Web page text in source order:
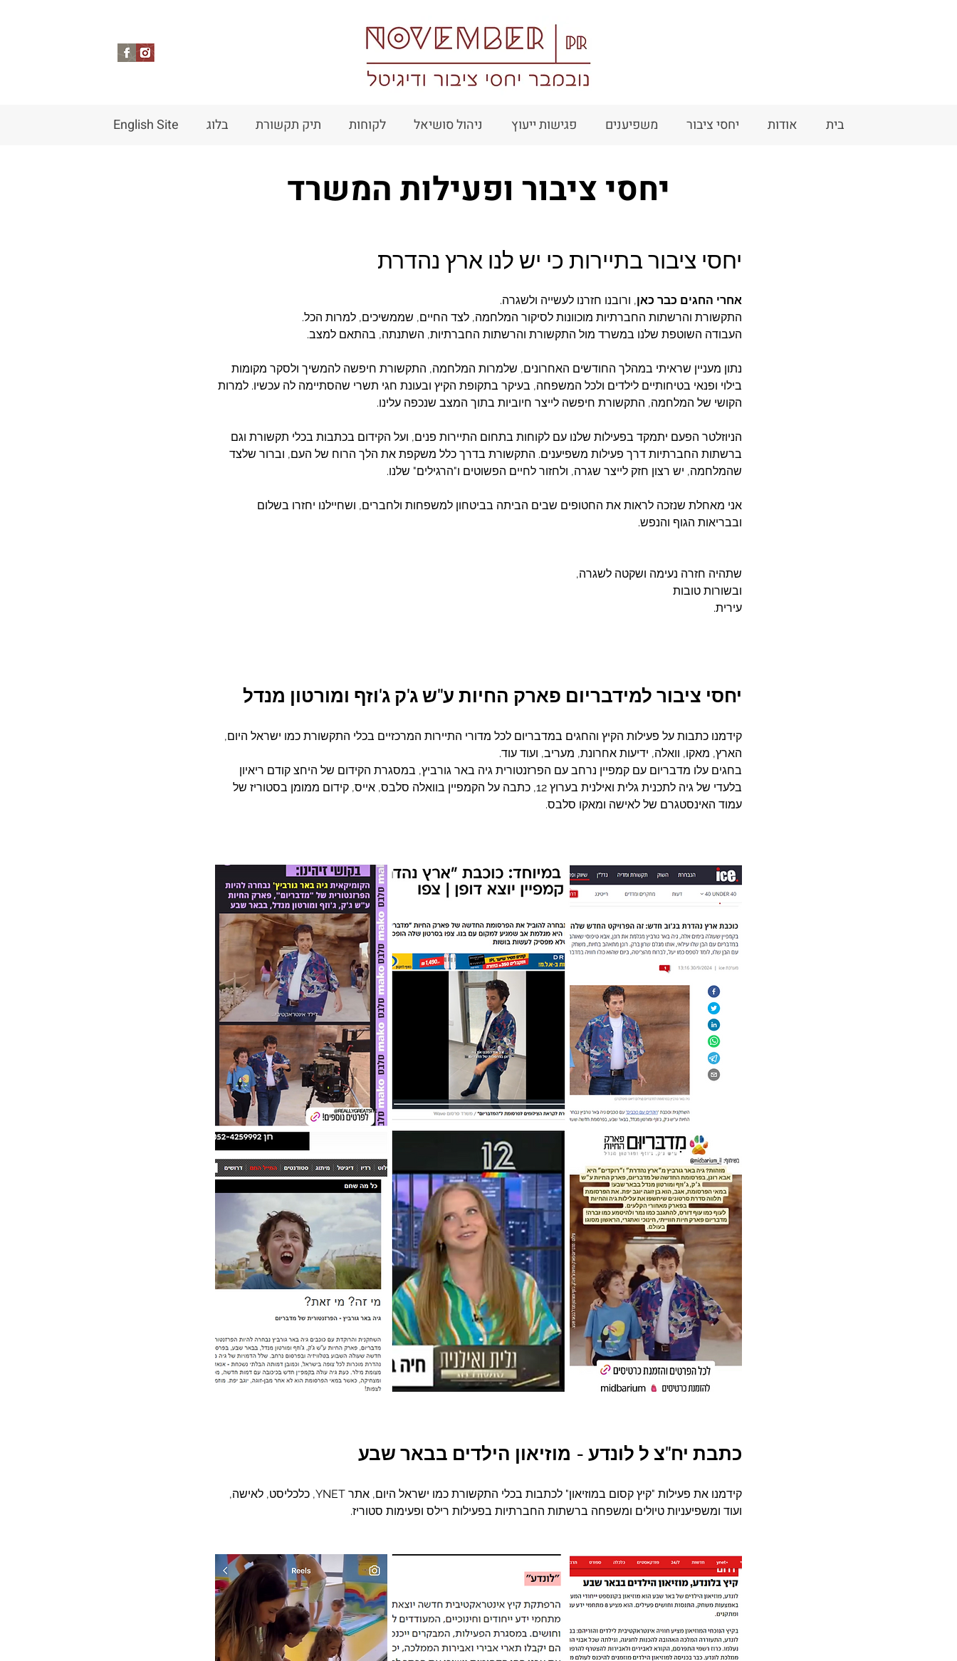
בית אודות יחסי ציבור משפיענים פגישות ייעוץ ניהול סושיאל לקוחות תיק תקשורת בלוג English Site
יחסי ציבור ופעילות המשרד
יחסי ציבור בתיירות כי יש לנו ארץ נהדרת
אחרי החגים כבר כאן, ורובנו חזרנו לעשייה ולשגרה.
התקשורת והרשתות החברתיות מוכוונות לסיקור המלחמה, לצד החיים, שממשיכים, למרות הכל.
העבודה השוטפת שלנו במשרד מול התקשורת והרשתות החברתיות, השתנתה, בהתאם למצב.
נתון מעניין שראיתי במהלך החודשים האחרונים, שלמרות המלחמה, התקשורת חיפשה להמשיך ולסקר מקומות
בילוי ופנאי בטיחותיים לילדים ולכל המשפחה, בעיקר בתקופת הקיץ ובעונת חגי תשרי שהסתיימה לה עכשיו. למרות
הקושי של המלחמה, התקשורת חיפשה לייצר חיוביות בתוך המצב שנכפה עלינו.
הניוזלטר הפעם יתמקד בפעילות שלנו עם לקוחות בתחום התיירות פנים, ועל הקידום בכתבות בכלי תקשורת וגם
ברשתות החברתיות דרך פעילות משפיענים. התקשורת בדרך כלל משקפת את הלך הרוח של העם, וברור שלצד
שהמלחמה, יש רצון חזק לייצר שגרה, ולחזור לחיים הפשוטים ו"הרגילים" שלנו.
אני מאחלת שנזכה לראות את החטופים שבים הביתה בביטחון למשפחות ולחברים, ושחיילנו יחזרו בשלום
ובבריאות הגוף והנפש.
שתהיה חזרה נעימה ושקטה לשגרה,
ובשורות טובות
עירית.
יחסי ציבור למידבריום פארק החיות ע"ש ג'ק ג'וזף ומורטון מנדל
קידמנו כתבות על פעילות הקיץ והחגים במדבריום לכל מדורי התיירות המרכזיים בכלי התקשורת כמו ישראל היום,
הארץ, מאקו, וואלה, ידיעות אחרונת, מעריב, ועוד עוד.
בחגים עלו מדבריום עם קמפיין נרחב עם הפרזנטורית גיה באר גורביץ, במסגרת הקידום של היחצ קודם ריאיון
בלעדי של גיה לתכנית גלית ואילנית בערוץ 12, כתבה על הקמפיין בוואלה סלבס, אייס, קידום ממומן בסטוריז של
עמוד האינסטגרם של לאישה ומאקו סלבס.
כתבת יח"צ ל לונדע - מוזיאון הילדים בבאר שבע
קידמנו את פעילות "קיץ קסום במוזיאון" לכתבות בכלי התקשורת כמו ישראל היום, אתר YNET, כלכליסט, לאישה,
ועוד ומשפיעניות טיולים ומשפחה ברשתות החברתיות בפעילות רילס ופעימות סטוריז.